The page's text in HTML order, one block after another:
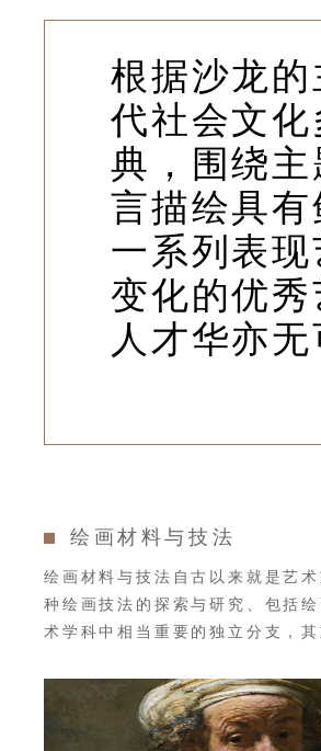
根据沙龙
代社会文
典，围绕
言描绘具
一系列表
变化的优
人才华亦无
绘画材料与技法
绘画材料与技法自古以来就是艺
种绘画技法的探索与研究、包括
术学科中相当重要的独立分支，
伦